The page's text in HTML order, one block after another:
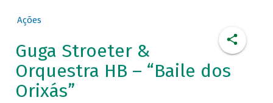
Ações
Guga Stroeter &
Orquestra HB – “Baile dos
Orixás”